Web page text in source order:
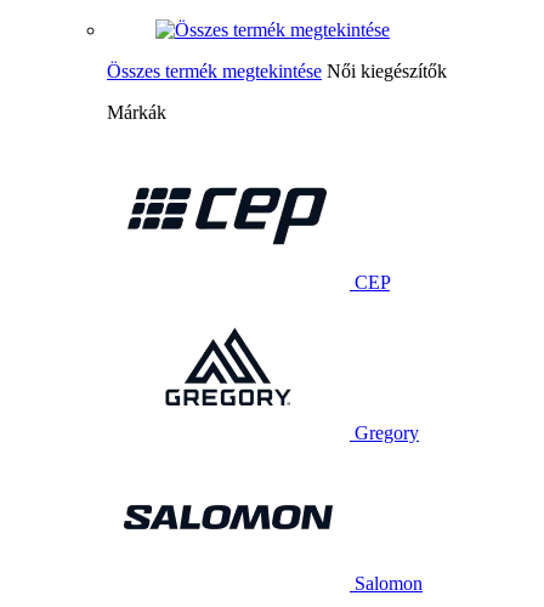
Összes termék megtekintése Női kiegészítők
Márkák
CEP
Gregory
Salomon